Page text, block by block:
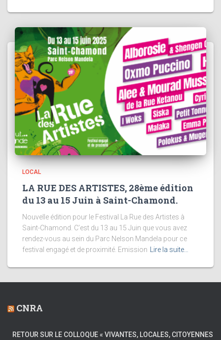
LOCAL
LA RUE DES ARTISTES, 28ème édition
du 13 au 15 Juin à Saint-Chamond.
Nouvelle édition pour le Festival La Rue des Artistes à
Saint-Chamond. C’est du 13 au 15 Juin que vous avez
rendez-vous au sein du Parc Nelson Mandela pour ce
festival engagé et de proximité. Emission
Lire la suite…
CNRA
RETOUR SUR LE COLLOQUE « VIVANTES, LOCALES, CITOYENNES